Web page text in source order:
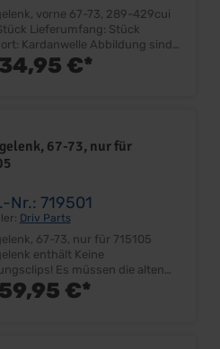
vorne 67-73, 289-429cui
Stück
Abbildung sind
messen Sie
VOR der Bestellung
34,95 €*
67-73, nur für
Nr.: 719501
Driv Parts
67-73, nur für 715105
enthält Keine
Es müssen die alten
Preis: Stück
Stück Einbauort:
59,95 €*